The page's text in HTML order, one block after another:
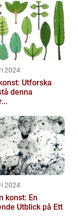
2024
Utforska
denna
2024
konst: En
Utblick på Ett